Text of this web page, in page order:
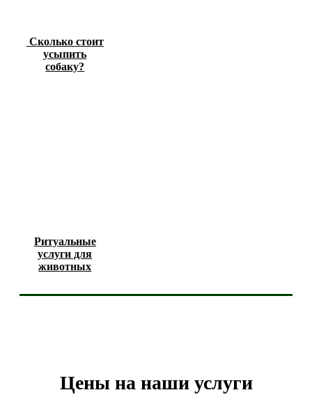
Сколько стоит
усыпить
собаку?
Ритуальные
услуги для
животных
Цены на наши услуги